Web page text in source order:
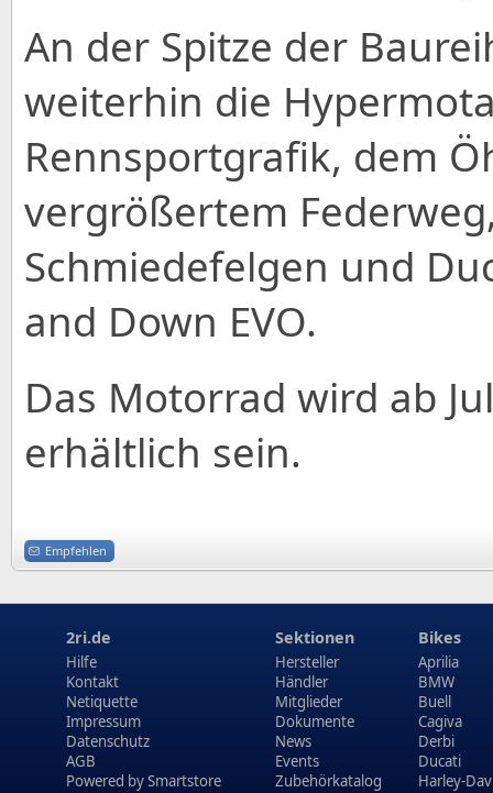
An der Spitze der
weiterhin die
Rennsportgrafik, dem
vergrößertem
Schmiedefelgen und
and Down EVO.
Das Motorrad wird ab
erhältlich sein.
Empfehlen
2ri.de
Hilfe
Kontakt
Netiquette
Impressum
Datenschutz
AGB
Powered bySmartstore
Sektionen
Hersteller
Händler
Mitglieder
Dokumente
News
Events
Zubehörkatalog
Bikes
Aprilia
BMW
Buell
Cagiva
Derbi
Ducati
Harley-